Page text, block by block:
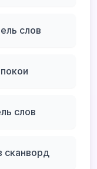
слов
слов
сканворд